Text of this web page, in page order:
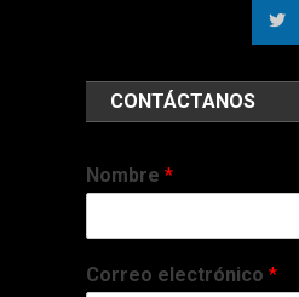
CONTÁCTANOS
Nombre *
Correo electrónico *